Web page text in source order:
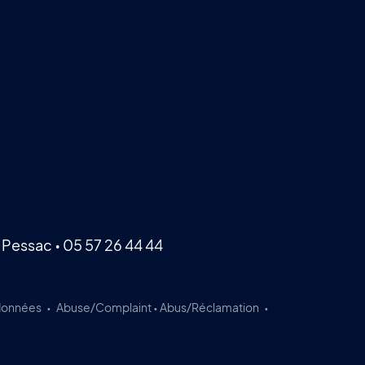
• 05 57 26 44 44
Abuse/Complaint • Abus/Réclamation